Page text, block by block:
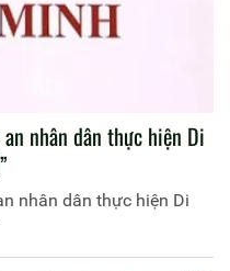
nhân dân thực hiện Di
nhân dân thực hiện Di